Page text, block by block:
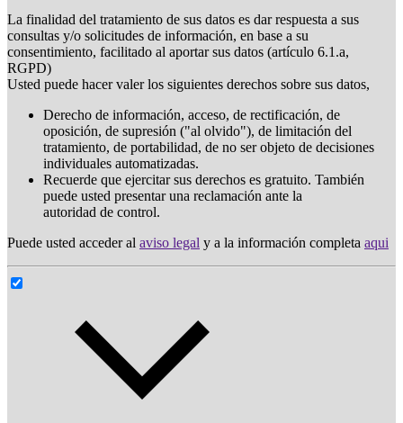
La finalidad del tratamiento de sus datos es dar respuesta a sus
consultas y/o solicitudes de información, en base a su
consentimiento, facilitado al aportar sus datos (artículo 6.1.a,
RGPD)
Usted puede hacer valer los siguientes derechos sobre sus datos,
Derecho de información, acceso, de rectificación, de
oposición, de supresión ("al olvido"), de limitación del
tratamiento, de portabilidad, de no ser objeto de decisiones
individuales automatizadas.
Recuerde que ejercitar sus derechos es gratuito. También
puede usted presentar una reclamación ante la
autoridad de control.
Puede usted acceder al aviso legal y a la información completa aqui